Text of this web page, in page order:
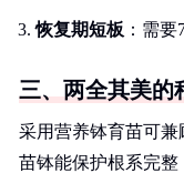
恢复期短板 ：需
三、两全其美的
采用营养钵育苗可
苗钵能保护根系完整